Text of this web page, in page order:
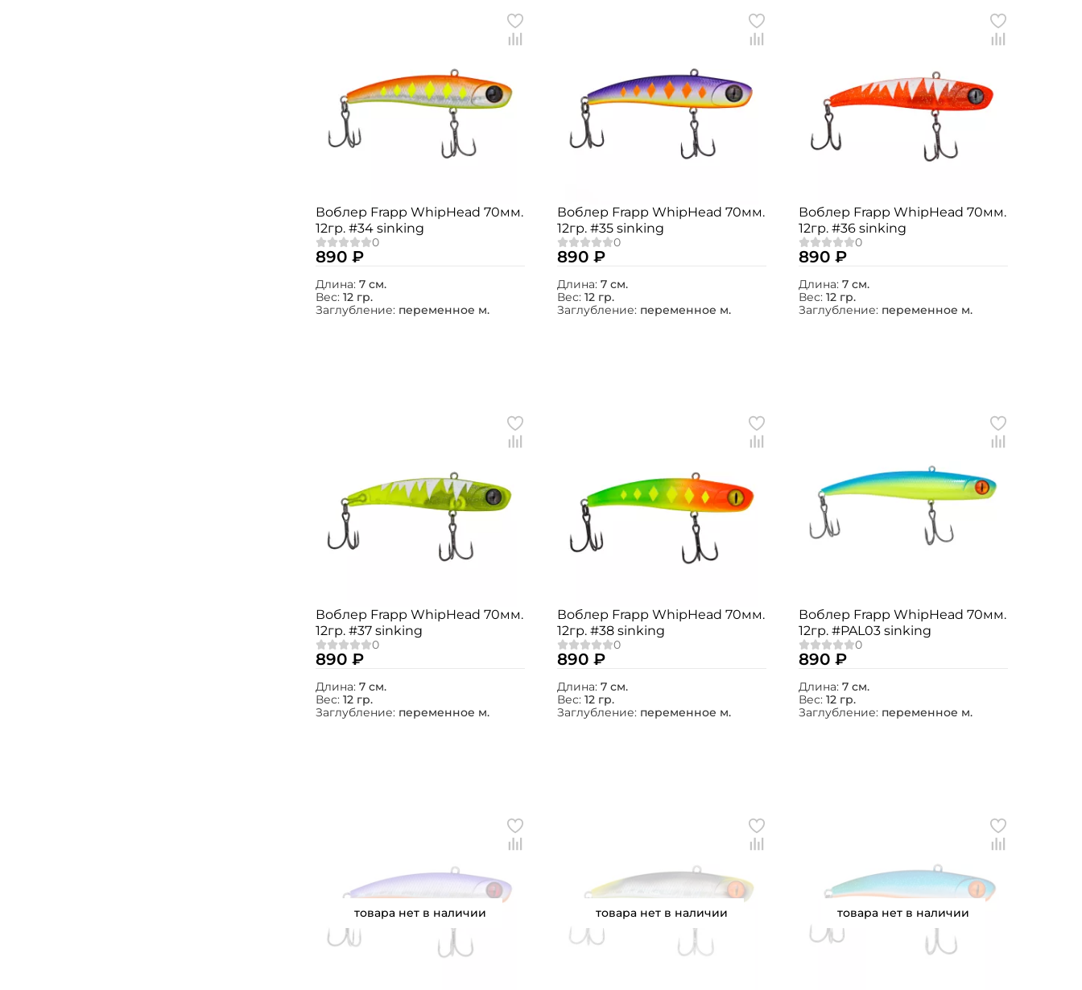
Воблер Frapp WhipHead 70мм.
12гр. #34 sinking
890 ₽
Длина: 7 см.
Вес: 12 гр.
Заглубление: переменное м.
Воблер Frapp WhipHead 70мм.
12гр. #35 sinking
890 ₽
Длина: 7 см.
Вес: 12 гр.
Заглубление: переменное м.
Воблер Frapp WhipHead 70мм.
12гр. #36 sinking
890 ₽
Длина: 7 см.
Вес: 12 гр.
Заглубление: переменное м.
Воблер Frapp WhipHead 70мм.
12гр. #37 sinking
890 ₽
Длина: 7 см.
Вес: 12 гр.
Заглубление: переменное м.
Воблер Frapp WhipHead 70мм.
12гр. #38 sinking
890 ₽
Длина: 7 см.
Вес: 12 гр.
Заглубление: переменное м.
Воблер Frapp WhipHead 70мм.
12гр. #PAL03 sinking
890 ₽
Длина: 7 см.
Вес: 12 гр.
Заглубление: переменное м.
товара нет в наличии товара нет в наличии товара нет в наличии
Повторите пароль: *
обработкуперсональных данных
Создать аккаунт
У меня уже есть аккаунт